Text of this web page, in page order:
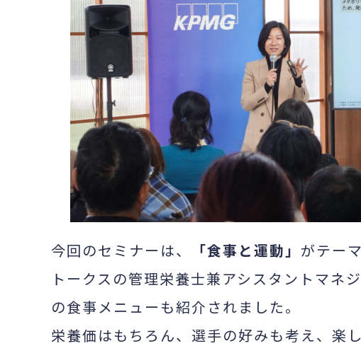
今回のセミナーは、 「食事と運動」 がテー
トークスの管理栄養士兼アシスタントマネジ
の食事メニューも紹介されました。
栄養価はもちろん、選手の好みも考え、楽